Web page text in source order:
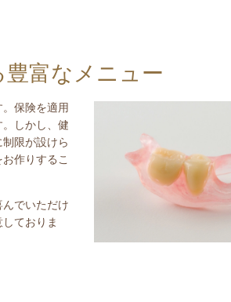
富なメニュー
保険を適用
しかし、健
限が設けら
作りするこ
でいただけ
ておりま